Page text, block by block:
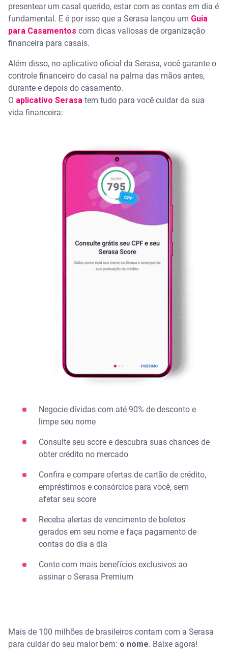
presentear um casal querido, estar com as contas em dia é
fundamental. E é por isso que a Serasa lançou um Guia
para Casamentos com dicas valiosas de organização
financeira para casais.
Além disso, no aplicativo oficial da Serasa, você garante o
controle financeiro do casal na palma das mãos antes,
durante e depois do casamento.
O aplicativo Serasa tem tudo para você cuidar da sua
vida financeira:
Negocie dívidas com até 90% de desconto e
limpe seu nome​
Consulte seu score e descubra suas chances de
obter crédito no mercado​
Confira e compare ofertas de cartão de crédito,
empréstimos e consórcios para você, sem
afetar seu score​
Receba alertas de vencimento de boletos
gerados em seu nome​ e faça pagamento de
contas do dia a dia
Conte com mais benefícios exclusivos ao
assinar o Serasa Premium
Mais de 100 milhões de brasileiros contam com a Serasa
para cuidar do seu maior bem: o nome. ​Baixe agora!